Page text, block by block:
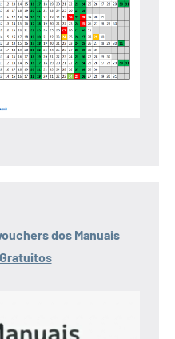
dos Manuais